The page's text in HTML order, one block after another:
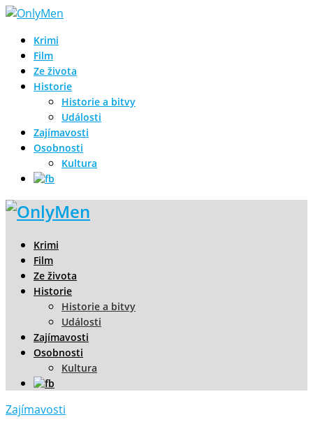
Krimi
Film
Ze života
Historie
Historie a bitvy
Události
Zajímavosti
Osobnosti
Kultura
Krimi
Film
Ze života
Historie
Historie a bitvy
Události
Zajímavosti
Osobnosti
Kultura
Zajímavosti